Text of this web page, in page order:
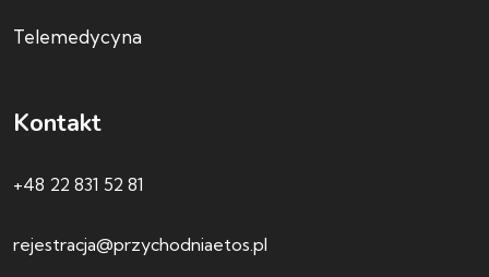
Telemedycyna
Kontakt
+48 22 831 52 81
rejestracja@przychodniaetos.pl